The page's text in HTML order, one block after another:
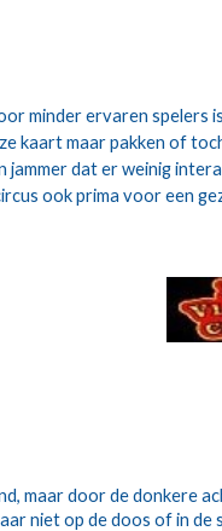
minder ervaren spelers
kaart maar pakken of
jammer dat er weinig
ook prima voor een
maar door de donkere
niet op de doos of in